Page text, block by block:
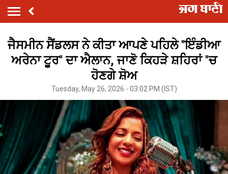
ਜੈਸਮੀਨ ਸੈਂਡਲਸ ਨੇ ਕੀਤਾ ਆਪਣੇ ਪਹਿਲੇ ''ਇੰਡੀਆ
ਅਰੇਨਾ ਟੂਰ'' ਦਾ ਐਲਾਨ, ਜਾਣੋ ਕਿਹੜੇ ਸ਼ਹਿਰਾਂ ''ਚ
ਹੋਣਗੇ ਸ਼ੋਅ
Tuesday, May 26, 2026 - 03:02 PM (IST)